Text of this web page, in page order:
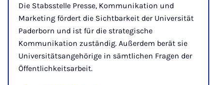
Die Stabsstelle Presse, Kommunikation und
Marketing fördert die Sichtbarkeit der Universität
Paderborn und ist für die strategische
Kommunikation zuständig. Außerdem berät sie
Universitätsangehörige in sämtlichen Fragen der
Öffentlichkeitsarbeit.